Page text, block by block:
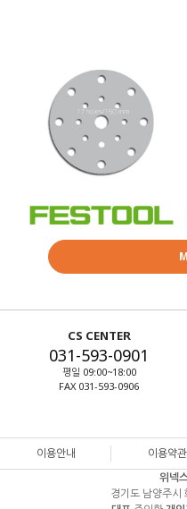
CS CENTER
031-593-0901
평일 09:00~18:00
FAX 031-593-0906
이용안내 이용약관
위넥
경기도 남양주